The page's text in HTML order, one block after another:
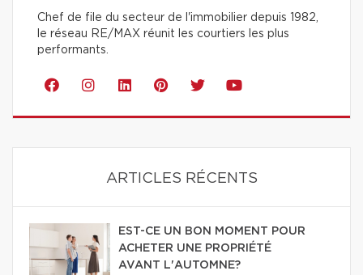
Chef de file du secteur de l'immobilier depuis 1982,
le réseau RE/MAX réunit les courtiers les plus
performants.
ARTICLES RÉCENTS
EST-CE UN BON MOMENT POUR
ACHETER UNE PROPRIÉTÉ
AVANT L'AUTOMNE?